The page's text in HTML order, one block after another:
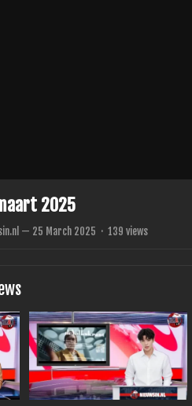
2025
— 25 March 2025 · 139 views